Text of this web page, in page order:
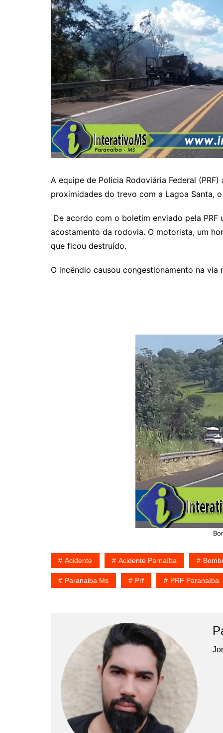
A equipe de Polícia Rodoviária Federal
proximidades do trevo com a Lagoa Santa,
De acordo com o boletim enviado pela
acostamento da rodovia. O motorista, um
que ficou destruído.
O incêndio causou congestionamento na via
Acidente Acidente Parnaíba
Paranaiba Ms Prf PRF Paranaíba